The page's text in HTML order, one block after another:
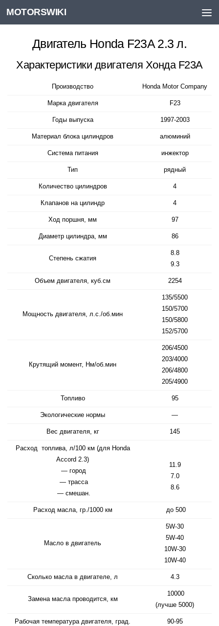
Skip to content
MOTORSWIKI
Двигатель Honda F23A 2.3 л.
Характеристики двигателя Хонда F23A
Производство Honda Motor Company
Марка двигателя F23
Годы выпуска 1997-2003
Материал блока цилиндров алюминий
Система питания инжектор
Тип рядный
Количество цилиндров 4
Клапанов на цилиндр 4
Ход поршня, мм 97
Диаметр цилиндра, мм 86
Степень сжатия
8.8
9.3
Объем двигателя, куб.см 2254
Мощность двигателя, л.с./об.мин
135/5500
150/5700
150/5800
152/5700
Крутящий момент, Нм/об.мин
206/4500
203/4000
206/4800
205/4900
Топливо 95
Экологические нормы —
Вес двигателя, кг 145
Расход топлива, л/100 км (для Honda
Accord 2.3)
— город
— трасса
— смешан.
11.9
7.0
8.6
Расход масла, гр./1000 км до 500
Масло в двигатель
5W-30
5W-40
10W-30
10W-40
Сколько масла в двигателе, л 4.3
Замена масла проводится, км
10000
(лучше 5000)
Рабочая температура двигателя, град. 90-95